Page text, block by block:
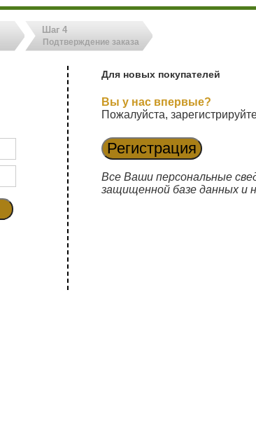
Шаг 4
Подтверждение заказа
Для новых покупателей
Вы у нас впервые?
Пожалуйста,
Все Ваши персональные
защищенной базе данных и